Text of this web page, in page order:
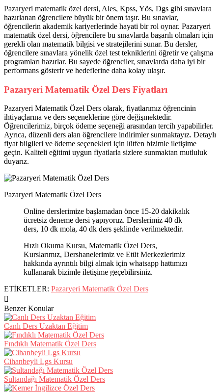
Pazaryeri matematik özel dersi, Ales, Kpss, Yös, Dgs gibi sınavlara
hazırlanan öğrencilere büyük bir önem taşır. Bu sınavlar,
öğrencilerin akademik kariyerlerinde hayati bir rol oynar. Pazaryeri
matematik özel dersi, öğrencilere bu sınavlarda başarılı olmaları için
gerekli olan matematik bilgisi ve stratejilerini sunar. Bu dersler,
öğrencilere sınavlara yönelik özel test tekniklerini öğretir ve çalışma
programları hazırlar. Bu sayede öğrenciler, sınavlarda daha iyi bir
performans gösterir ve hedeflerine daha kolay ulaşır.
Pazaryeri Matematik Özel Ders Fiyatları
Pazaryeri Matematik Özel Ders olarak, fiyatlarımız öğrencinin
ihtiyaçlarına ve ders seçeneklerine göre değişmektedir.
Öğrencilerimiz, birçok ödeme seçeneği arasından tercih yapabilirler.
Ayrıca, düzenli ders alan öğrencilere indirimler sunmaktayız. Detaylı
fiyat bilgileri ve ödeme seçenekleri için lütfen bizimle iletişime
geçin. Kaliteli eğitimi uygun fiyatlarla sizlere sunmaktan mutluluk
duyarız.
Pazaryeri Matematik Özel Ders
Online derslerimize başlamadan önce 15-20 dakikalık
ücretsiz deneme dersi yapıyoruz. Derslerimiz 40 dk
ders, 10 dk mola, 40 dk ders şeklinde verilmektedir.
Hızlı Okuma Kursu, Matematik Özel Ders,
Kurslarımız, Dershanelerimiz ve Etüt Merkezlerimiz
hakkında ayrıntılı bilgi almak için whatsapp hattımızı
kullanarak bizimle iletişime geçebilirsiniz.
ETİKETLER: Pazaryeri Matematik Özel Ders
Benzer Konular
Canlı Ders Uzaktan Eğitim
Fındıklı Matematik Özel Ders
Cihanbeyli Lgs Kursu
Sultandağı Matematik Özel Ders